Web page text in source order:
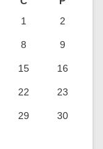
1
2
8 9
15 16
22 23
29 30